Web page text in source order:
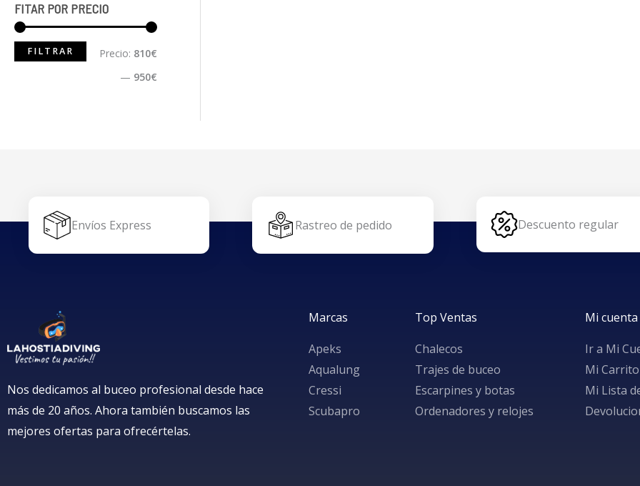
FITAR POR PRECIO
FILTRAR Precio: 810€
— 950€
Envíos Express Rastreo de pedido Descuento regular
Nos dedicamos al buceo profesional desde hace
más de 20 años. Ahora también buscamos las
mejores ofertas para ofrecértelas.
Marcas
Apeks
Aqualung
Cressi
Scubapro
Top Ventas
Chalecos
Trajes de buceo
Escarpines y botas
Ordenadores y relojes
Mi cuenta
Ir a Mi
Mi Carrito
Mi Lista